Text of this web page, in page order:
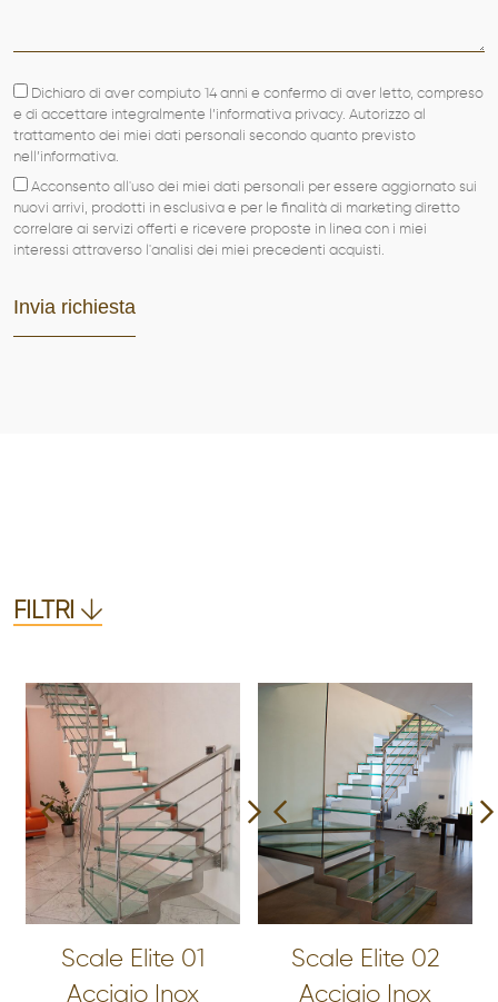
Dichiaro di aver compiuto 14 anni e confermo di aver letto, compreso
e di accettare integralmente l’informativa privacy. Autorizzo al
trattamento dei miei dati personali secondo quanto previsto
nell’informativa.
Acconsento all'uso dei miei dati personali per essere aggiornato sui
nuovi arrivi, prodotti in esclusiva e per le finalità di marketing diretto
correlare ai servizi offerti e ricevere proposte in linea con i miei
interessi attraverso l'analisi dei miei precedenti acquisti.
FILTRI
Scale Elite 01
Acciaio Inox
Scale Elite 02
Acciaio Inox